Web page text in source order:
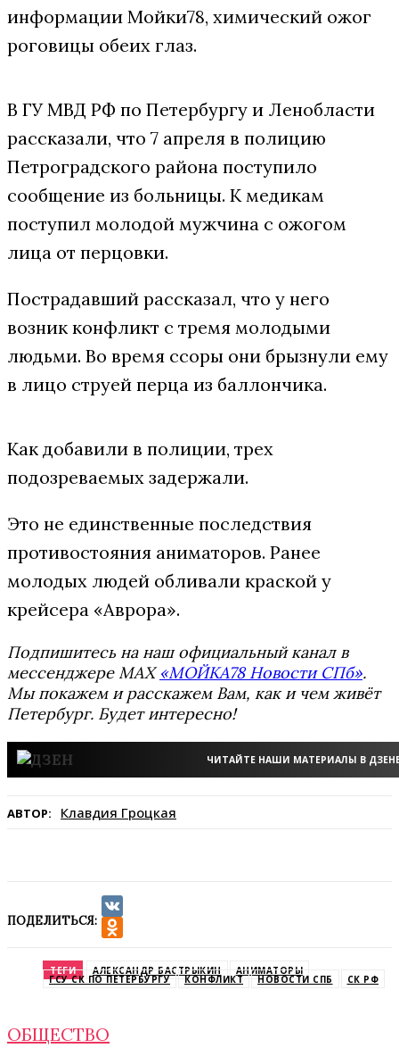
информации Мойки78, химический ожог
роговицы обеих глаз.
В ГУ МВД РФ по Петербургу и Ленобласти
рассказали, что 7 апреля в полицию
Петроградского района поступило
сообщение из больницы. К медикам
поступил молодой мужчина с ожогом
лица от перцовки.
Пострадавший рассказал, что у него
возник конфликт с тремя молодыми
людьми. Во время ссоры они брызнули ему
в лицо струей перца из баллончика.
Как добавили в полиции, трех
подозреваемых задержали.
Это не единственные последствия
противостояния аниматоров. Ранее
молодых людей обливали краской у
крейсера «Аврора».
Подпишитесь на наш официальный канал в
мессенджере MAX«МОЙКА78 Новости СПб».
Мы покажем и расскажем Вам, как и чем живёт
Петербург. Будет интересно!
ЧИТАЙТЕ НАШИ МАТЕРИАЛЫ В
АВТОР: Клавдия Гроцкая
ПОДЕЛИТЬСЯ:
VK
ТЕГИ АЛЕКСАНДР БАСТРЫКИН АНИМАТОРЫ
ГСУ СК ПО ПЕТЕРБУРГУ КОНФЛИКТ НОВОСТИ СПБ СК РФ
ОБЩЕСТВО